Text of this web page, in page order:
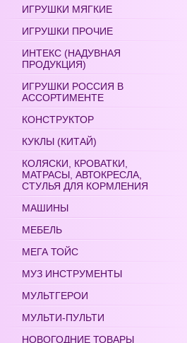
ИГРУШКИ МЯГКИЕ
ИГРУШКИ ПРОЧИЕ
ИНТЕКС (НАДУВНАЯ
ПРОДУКЦИЯ)
ИГРУШКИ РОССИЯ В
АССОРТИМЕНТЕ
КОНСТРУКТОР
КУКЛЫ (КИТАЙ)
КОЛЯСКИ, КРОВАТКИ,
МАТРАСЫ, АВТОКРЕСЛА,
СТУЛЬЯ ДЛЯ КОРМЛЕНИЯ
МАШИНЫ
МЕБЕЛЬ
МЕГА ТОЙС
МУЗ ИНСТРУМЕНТЫ
МУЛЬТГЕРОИ
МУЛЬТИ-ПУЛЬТИ
НОВОГОДНИЕ ТОВАРЫ